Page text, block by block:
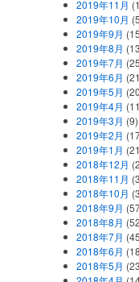
2019年11月
2019年10月
2019年9月
2019年8月
2019年7月
2019年6月
2019年5月
2019年4月
2019年3月 (9)
2019年2月
2019年1月
2018年12月
2018年11月
2018年10月
2018年9月
2018年8月
2018年7月
2018年6月
2018年5月